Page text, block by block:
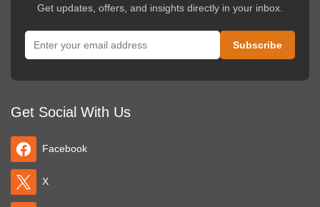
Get updates, offers, and insights directly in your inbox.
Get Social With Us
Facebook
X